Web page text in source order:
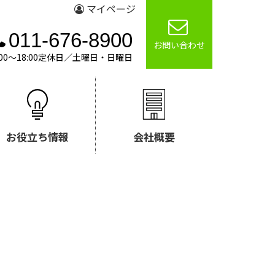
マイページ
011-676-8900
～18:00定休日／土曜日・日曜日
お問い合わせ
お役立ち情報 会社概要